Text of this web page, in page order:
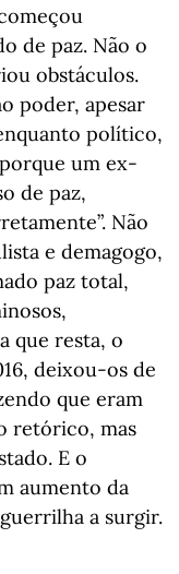
de paz. Não o
obstáculos.
poder, apesar
político,
um ex-
de paz,
Não
e demagogo,
paz total,
que resta, o
deixou-os de
que eram
retórico, mas
E o
aumento da
a surgir.